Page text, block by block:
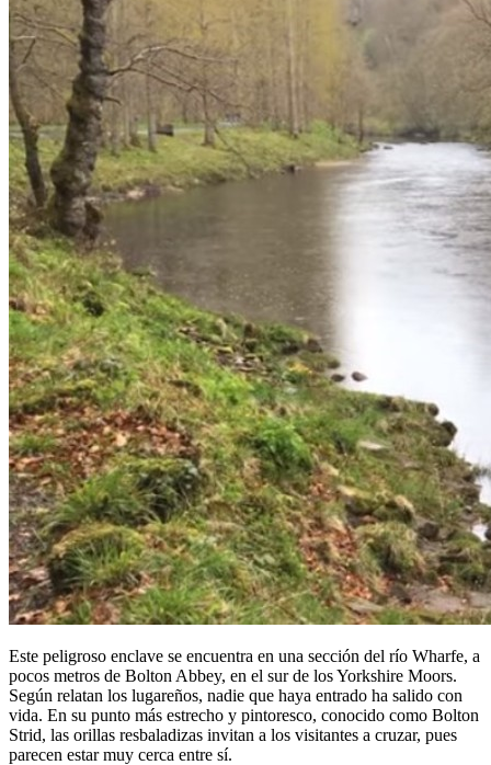
Este peligroso enclave se encuentra en una sección del río Wharfe, a
pocos metros de Bolton Abbey, en el sur de los Yorkshire Moors.
Según relatan los lugareños, nadie que haya entrado ha salido con
vida. En su punto más estrecho y pintoresco, conocido como Bolton
Strid, las orillas resbaladizas invitan a los visitantes a cruzar, pues
parecen estar muy cerca entre sí.